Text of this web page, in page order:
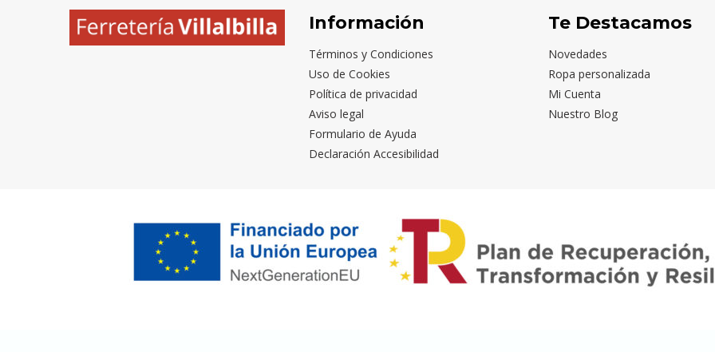
Información
Términos y Condiciones
Uso de Cookies
Política de privacidad
Aviso legal
Formulario de Ayuda
Declaración Accesibilidad
Te Destacamos
Novedades
Ropa personalizada
Mi Cuenta
Nuestro Blog